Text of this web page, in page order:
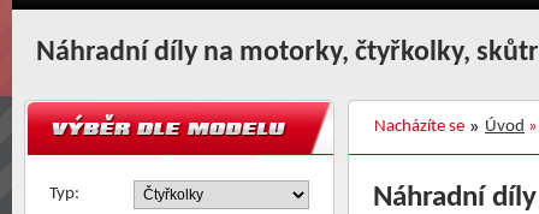
Náhradní díly na motorky, čtyřkolky,
Nacházíte se Úvod
Typ:
Náhradní